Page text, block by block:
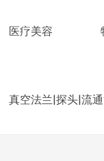
医疗美容
真空法兰|探头|流